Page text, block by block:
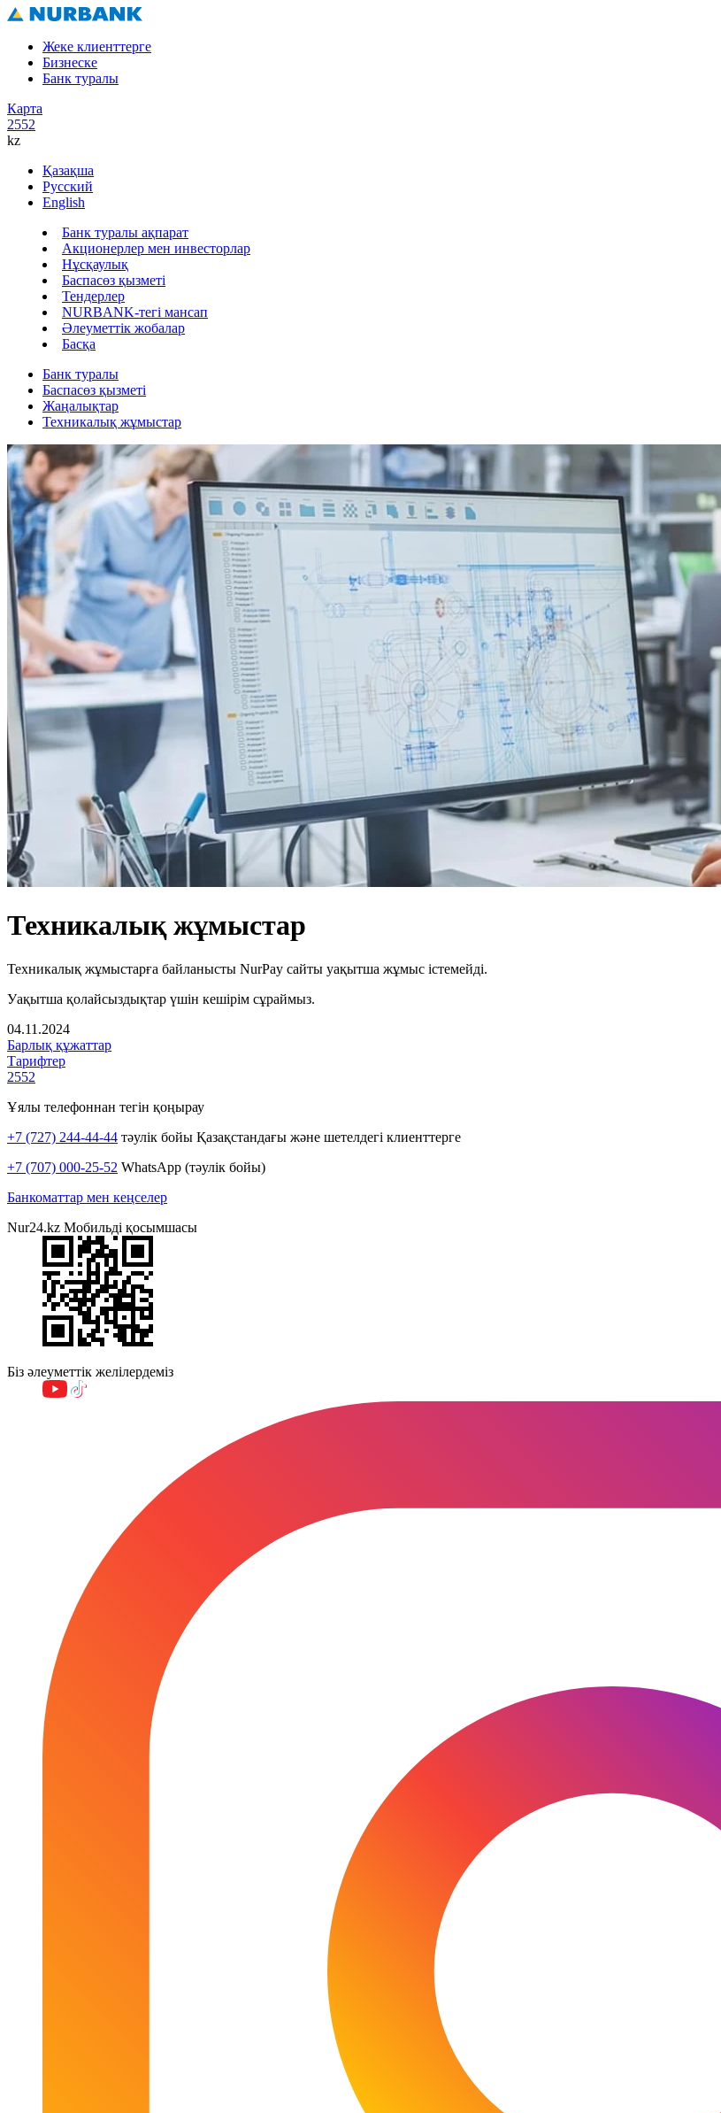
Жеке клиенттерге
Бизнеске
Банк туралы
Карта
2552
kz
Қазақша
Русский
English
Банк туралы ақпарат
Акционерлер мен инвесторлар
Нұсқаулық
Баспасөз қызметі
Тендерлер
NURBANK-тегі мансап
Әлеуметтік жобалар
Басқа
Банк туралы
Баспасөз қызметі
Жаңалықтар
Техникалық жұмыстар
Техникалық жұмыстар
Техникалық жұмыстарға байланысты NurPay сайты уақытша жұмыс істемейді.
Уақытша қолайсыздықтар үшін кешірім сұраймыз.
04.11.2024
Барлық құжаттар
Тарифтер
2552
Ұялы телефоннан тегін қоңырау
+7 (727) 244-44-44 тәулік бойы Қазақстандағы және шетелдегі клиенттерге
+7 (707) 000-25-52 WhatsApp (тәулік бойы)
Банкоматтар мен кеңселер
Nur24.kz Мобильді қосымшасы
Біз әлеуметтік желілердеміз